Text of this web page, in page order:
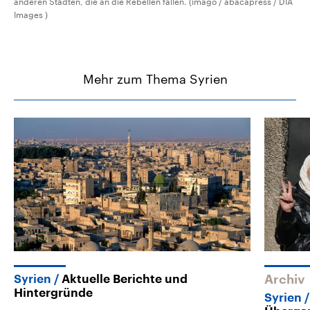
Images )
Mehr zum Thema Syrien
Syrien
Aktuelle Berichte und
Hintergründe
Archiv
Syrien